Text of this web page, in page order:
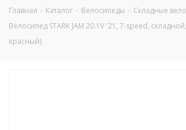
Главная - Каталог - Велосипеды - Складные
Велосипед STARK JAM 20.1V '21, 7-speed,
красный)